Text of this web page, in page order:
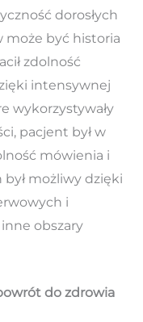
dorosłych
może być historia
zdolność
intensywnej
wykorzystywały
pacjent był w
mówienia i
możliwy dzięki
i
obszary
do zdrowia